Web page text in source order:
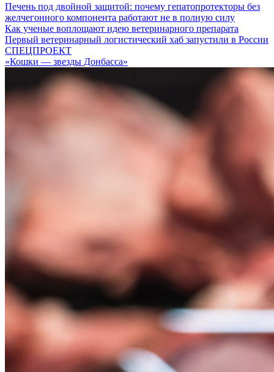
Печень под двойной защитой: почему гепатопротекторы без
желчегонного компонента работают не в полную силу
Как ученые воплощают идею ветеринарного препарата
Первый ветеринарный логистический хаб запустили в России
СПЕЦПРОЕКТ
«Кошки — звезды Донбасса»